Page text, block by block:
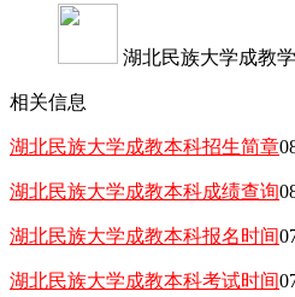
湖北民族大学成教
相关信息
湖北民族大学成教本科招生简章
湖北民族大学成教本科成绩查询
湖北民族大学成教本科报名时间
湖北民族大学成教本科考试时间